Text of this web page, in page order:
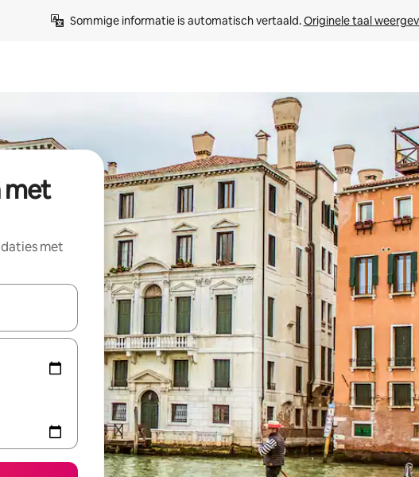
Sommige informatie is automatisch vertaald. Originele taal
met
met
maak je een keuze met je de pijltjestoetsen omhoog en omlaag, óf door te